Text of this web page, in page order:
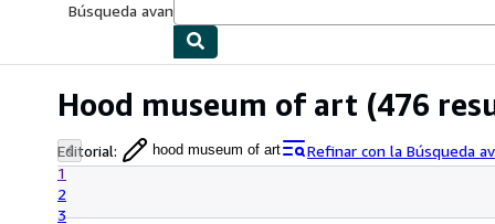
Búsqueda avanzada
Hood museum of art (476
Editorial: hood museum of art
Refinar con la Búsqueda
1
2
3